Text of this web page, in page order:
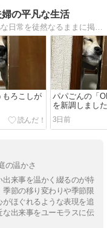
の平凡な生活
もろこしが
パパごんの「
を新調しました
3日前
の温かさ
出来事を温かく綴るのが特
節の移り変わりや季節限
ほぐれるような表現を追
出来事をユーモラスに伝